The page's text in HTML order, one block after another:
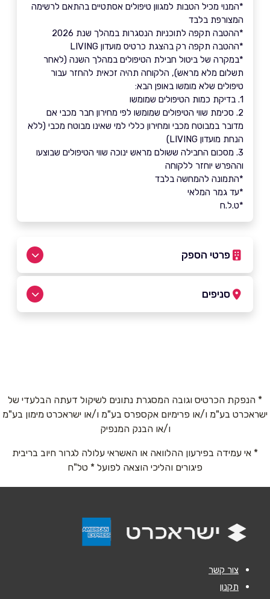
*המנוי מכיל הטבות למגוון טיפולים אסתטיים בהתאם לרשימה
המצורפת בלבד
*ההטבה תקפה לתוכניות הנסגרות במהלך שנת 2026
*ההטבה תקפה רק בהצגת כרטיס מועדון LIVING
*במקרה של ביטול חבילת הטיפולים במהלך השנה (לאחר
תשלום מלא מראש), הלקוחה תהיה זכאית להחזר עבור
טיפולים שלא מומשו באופן הבא:
1. בדיקת כמות הטיפולים שמומשו
2. סכימת שווי הטיפולים שמומשו לפי מחירון חבר מכבי אם
מדובר במבוטח מכבי ומחירון כללי למי שאינו מבוטח מכבי (ללא
הנחת מועדון LIVING)
3. מסכום החבילה ששולם מראש ינוכה שווי הטיפולים שבוצעו
וההפרש יוחזר ללקוחה
*התמונה להמחשה בלבד
*עד גמר המלאי
*ט.ל.ח
פרטי הספק
באתר בפייסבוק באינסטגרם ביוטיוב
טלפון*
אימייל*
סניפים
* הנפקת הכרטיס וגובה המסגרת נתונים לשיקול דעתה הבלעדי של
ישראכרט בע"מ ו/או פרימיום אקספרס בע"מ ו/או ישראכרט מימון בע"מ
ו/או הבנק המנפיק
* אי עמידה בפירעון ההלוואה או האשראי עלולה לגרור חיוב בריבית
פיגורים והליכי הוצאה לפועל * טל"ח
צור קשר
תקנון